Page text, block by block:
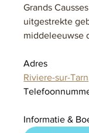
Grands
uitgestrekte
middeleeuwse
Riviere-sur-Tarn
Informatie &